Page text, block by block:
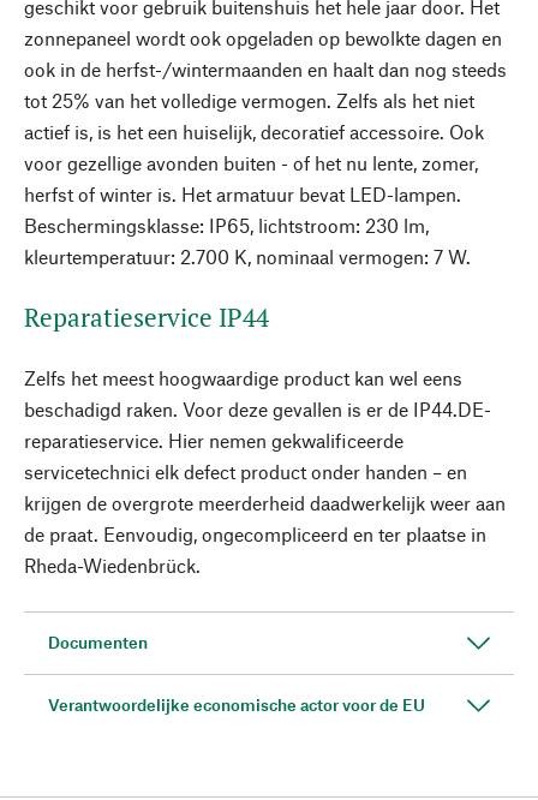
geschikt voor gebruik buitenshuis het hele jaar door. Het
zonnepaneel wordt ook opgeladen op bewolkte dagen en
ook in de herfst-/wintermaanden en haalt dan nog steeds
tot 25% van het volledige vermogen. Zelfs als het niet
actief is, is het een huiselijk, decoratief accessoire. Ook
voor gezellige avonden buiten - of het nu lente, zomer,
herfst of winter is. Het armatuur bevat LED-lampen.
Beschermingsklasse: IP65, lichtstroom: 230 lm,
kleurtemperatuur: 2.700 K, nominaal vermogen: 7 W.
Reparatieservice IP44
Zelfs het meest hoogwaardige product kan wel eens
beschadigd raken. Voor deze gevallen is er de IP44.DE-
reparatieservice. Hier nemen gekwalificeerde
servicetechnici elk defect product onder handen – en
krijgen de overgrote meerderheid daadwerkelijk weer aan
de praat. Eenvoudig, ongecompliceerd en ter plaatse in
Rheda-Wiedenbrück.
Documenten
Verantwoordelijke economische actor voor de EU